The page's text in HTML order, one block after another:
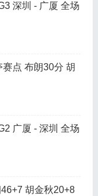
深圳 - 广厦 全场
点 布朗30分 胡
广厦 - 深圳 全场
胡金秋20+8